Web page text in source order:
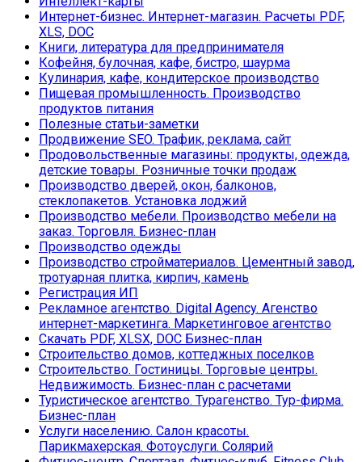
Интернет-бизнес. Интернет-магазин. Расчеты PDF,
XLS, DOC
Книги, литература для предпринимателя
Кофейня, булочная, кафе, бистро, шаурма
Кулинария, кафе, кондитерское производство
Пищевая промышленность. Производство
продуктов питания
Полезные статьи-заметки
Продвижение SEO. Трафик, реклама, сайт
Продовольственные магазины: продукты, одежда,
детские товары. Розничные точки продаж
Производство дверей, окон, балконов,
стеклопакетов. Установка лоджий
Производство мебели. Производство мебели на
заказ. Торговля. Бизнес-план
Производство одежды
Производство стройматериалов. Цементный завод,
тротуарная плитка, кирпич, камень
Регистрация ИП
Рекламное агентство. Digital Agency. Агенство
интернет-маркетинга. Маркетинговое агентство
Скачать PDF, XLSX, DOC Бизнес-план
Строительство домов, коттеджных поселков
Строительство. Гостиницы. Торговые центры.
Недвижимость. Бизнес-план с расчетами
Туристическое агентство. Турагенство. Тур-фирма.
Бизнес-план
Услуги населению. Салон красоты.
Парикмахерская. Фотоуслуги. Солярий